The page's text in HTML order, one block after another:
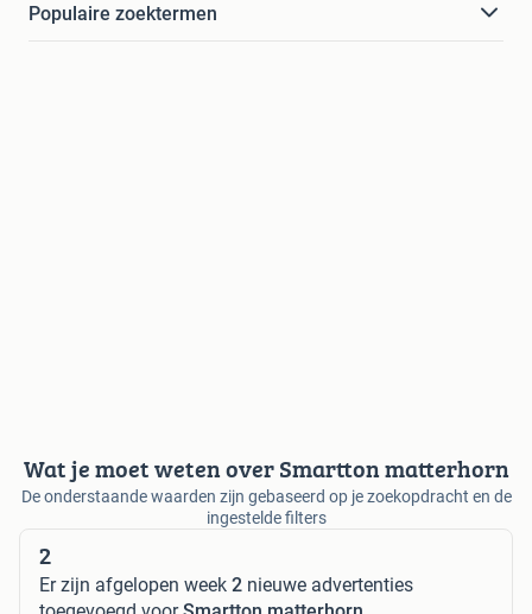
Populaire zoektermen
Wat je moet weten over Smartton matterhorn
De onderstaande waarden zijn gebaseerd op je zoekopdracht en de
ingestelde filters
2
Er zijn afgelopen week 2 nieuwe advertenties